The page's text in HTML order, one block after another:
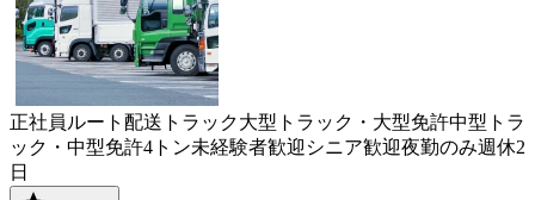
正社員 ルート配送 トラック大型トラック・大型免許中型トラ
ック・中型免許4トン未経験者歓迎 シニア歓迎夜勤のみ週休2
日